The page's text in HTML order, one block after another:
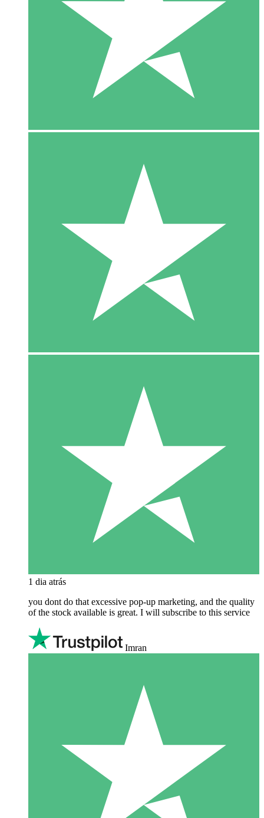
1 dia atrás
you dont do that excessive pop-up marketing, and the quality
of the stock available is great. I will subscribe to this service
Imran